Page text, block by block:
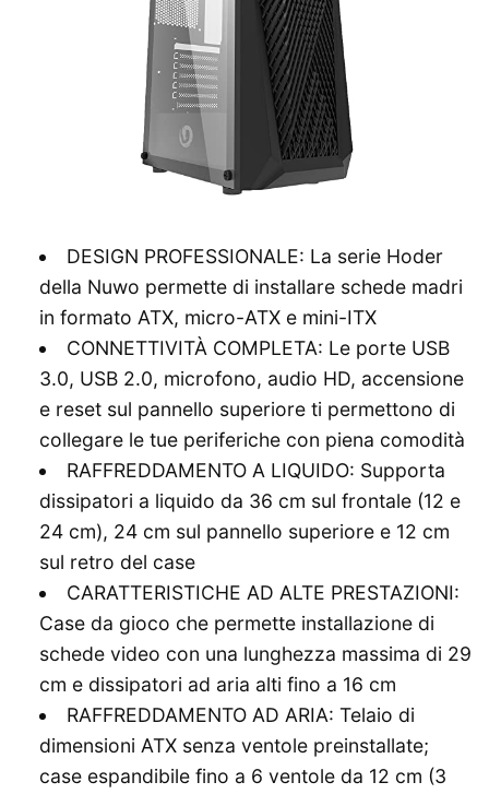
DESIGN PROFESSIONALE: La serie Hoder
della Nuwo permette di installare schede madri
in formato ATX, micro-ATX e mini-ITX
CONNETTIVITÀ COMPLETA: Le porte USB
3.0, USB 2.0, microfono, audio HD, accensione
e reset sul pannello superiore ti permettono di
collegare le tue periferiche con piena comodità
RAFFREDDAMENTO A LIQUIDO: Supporta
dissipatori a liquido da 36 cm sul frontale (12 e
24 cm), 24 cm sul pannello superiore e 12 cm
sul retro del case
CARATTERISTICHE AD ALTE PRESTAZIONI:
Case da gioco che permette installazione di
schede video con una lunghezza massima di 29
cm e dissipatori ad aria alti fino a 16 cm
RAFFREDDAMENTO AD ARIA: Telaio di
dimensioni ATX senza ventole preinstallate;
case espandibile fino a 6 ventole da 12 cm (3